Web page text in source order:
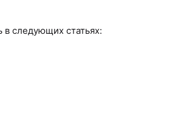
следующих статьях: